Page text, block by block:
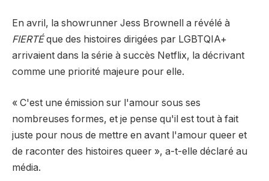
En avril, la showrunner Jess Brownell a révélé à
FIERTÉque des histoires dirigées par LGBTQIA+
arrivaient dans la série à succès Netflix, la décrivant
comme une priorité majeure pour elle.
« C'est une émission sur l'amour sous ses
nombreuses formes, et je pense qu'il est tout à fait
juste pour nous de mettre en avant l'amour queer et
de raconter des histoires queer », a-t-elle déclaré au
média.